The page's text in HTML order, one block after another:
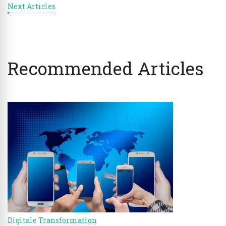
Next Articles
Recommended Articles
Digitale Transformation